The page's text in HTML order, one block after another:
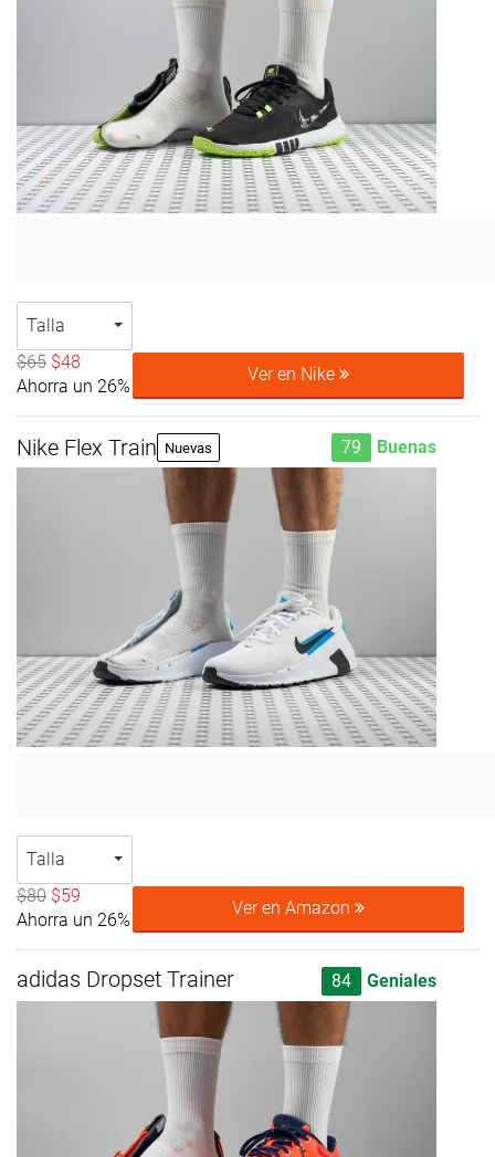
Talla
$65 $48
Ahorra un 26%
Ver en Nike
Nike Flex Train Nuevas 79 Buenas
Talla
$80 $59
Ahorra un 26%
Ver en Amazon
adidas Dropset Trainer 84 Geniales